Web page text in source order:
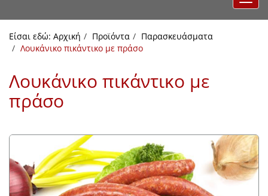
Είσαι εδώ: Αρχική Προϊόντα
Παρασκευάσματα
Λουκάνικο πικάντικο με πράσο
Λουκάνικο πικάντικο με
πράσο